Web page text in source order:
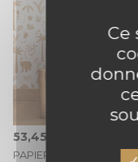
PAPIER PEINT POETIC
53,45 €
Ce